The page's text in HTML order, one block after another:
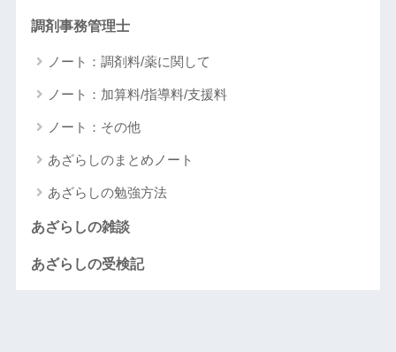
調剤事務管理士
ノート：調剤料/薬に関して
ノート：加算料/指導料/支援料
ノート：その他
あざらしのまとめノート
あざらしの勉強方法
あざらしの雑談
あざらしの受検記